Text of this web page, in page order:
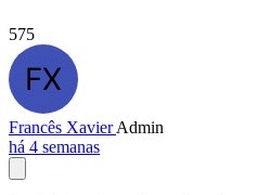
575
Francês XavierAdmin
há 4 semanas